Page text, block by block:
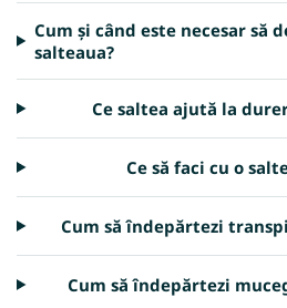
Cum și când este necesar să
salteaua?
Ce saltea ajută la
Ce să faci cu o
Cum să îndepărtezi
Cum să îndepărtezi